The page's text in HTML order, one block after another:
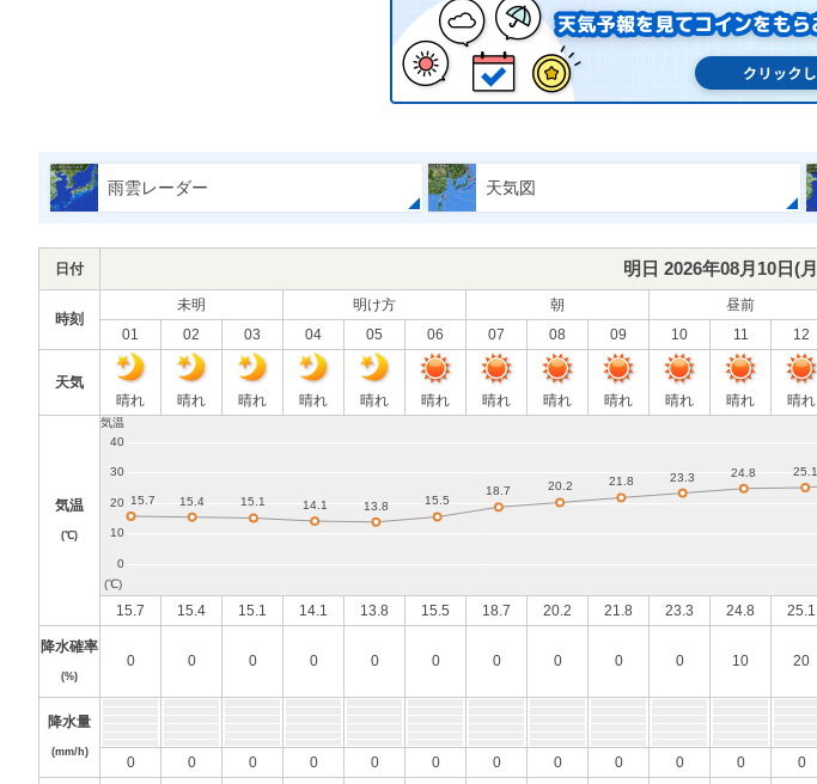
雨雲レーダー 天気図
日付 明日 2026年08月10日(月
時刻
未明 明け方 朝 昼前
01
02 03 04 05 06 07 08 09 10 11 12
天気
晴れ
晴れ 晴れ 晴れ 晴れ 晴れ 晴れ 晴れ 晴れ 晴れ 晴れ 晴れ
気温
(℃)
15.7 15.4 15.1 14.1 13.8 15.5 18.7 20.2 21.8 23.3 24.8 25.1
降水確率
(%)
0 0 0 0 0 0 0 0 0 0 10 20
降水量
(mm/h)
0 0 0 0 0 0 0 0 0 0 0 0